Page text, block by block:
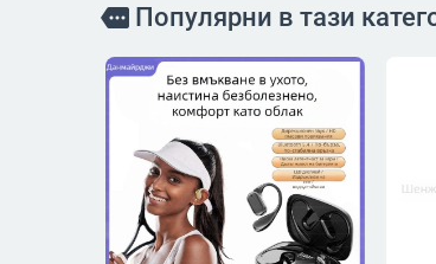
more Популярни в тази